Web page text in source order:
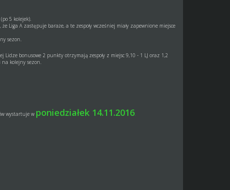
5 kolejek).
Liga A zastępuje baraże, a te zespoły wcześniej miały zapewnione miejsce
sezon.
Lidze bonusowe 2 punkty otrzymają zespoły z miejsc 9,10 - 1 LJ oraz 1,2
kolejny sezon.
wystartuje w poniedziałek 14.11.2016.